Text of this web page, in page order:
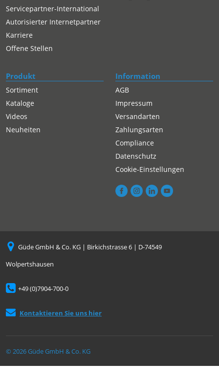
Servicepartner-International
Autorisierter Internetpartner
Karriere
Offene Stellen
Produkt
Sortiment
Kataloge
Videos
Neuheiten
Information
AGB
Impressum
Versandarten
Zahlungsarten
Compliance
Datenschutz
Cookie-Einstellungen
Güde GmbH & Co. KG | Birkichstrasse 6 | D-74549
Wolpertshausen
+49 (0)7904-700-0
Kontaktieren Sie uns hier
© 2026 Güde GmbH & Co. KG